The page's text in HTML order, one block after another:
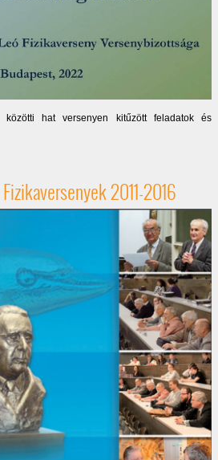
hat versenyen kitűzött feladatok és
2017-2022)
2011-2016